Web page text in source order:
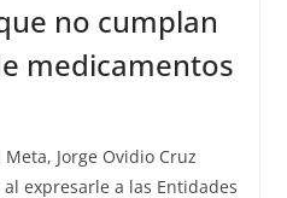
no cumplan
medicamentos
Jorge Ovidio Cruz
expresarle a las Entidades